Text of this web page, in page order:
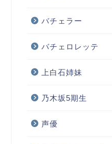
バチェラー
バチェロレッテ
上白石姉妹
乃木坂5期生
声優